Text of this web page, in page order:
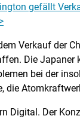
gefällt
Verkauf der
Die Japaner
bei der
die
Digital. Der